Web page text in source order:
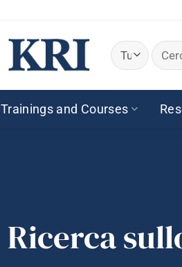
Cerca:
Trainings and Courses
Ricerca